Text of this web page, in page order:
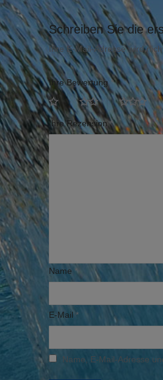
Schreiben Sie die
Ihre E-Mail-Adresse wird
Ihre Bewertung *
Ihre Rezension*
Name *
E-Mail *
Name, E-Mail-Adresse